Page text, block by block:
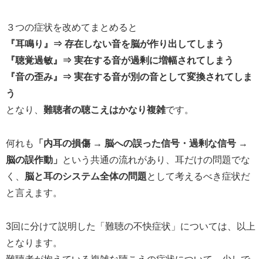
３つの症状を改めてまとめると
『耳鳴り』⇒ 存在しない音を脳が作り出してしまう
『聴覚過敏』⇒ 実在する音が過剰に増幅されてしまう
『音の歪み』⇒ 実在する音が別の音として変換されてしま
う
となり、 難聴者の聴こえはかなり複雑です。
何れも
「内耳の損傷 → 脳への誤った信号・過剰な信号 →
脳の誤作動」
という共通の流れがあり、耳だけの問題でな
く、 脳と耳のシステム全体の問題として考えるべき症状だ
と言えます。
3回に分けて説明した「難聴の不快症状」については、以上
となります。